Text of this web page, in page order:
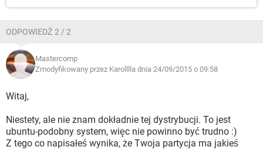
ODPOWIEDŹ 2 / 2
Mastercomp
Zmodyfikowany przez Karolllla dnia 24/09/2015 o 09:58
Witaj,
Niestety, ale nie znam dokładnie tej dystrybucji. To jest
ubuntu-podobny system, więc nie powinno być trudno :)
Z tego co napisałeś wynika, że Twoja partycja ma jakieś